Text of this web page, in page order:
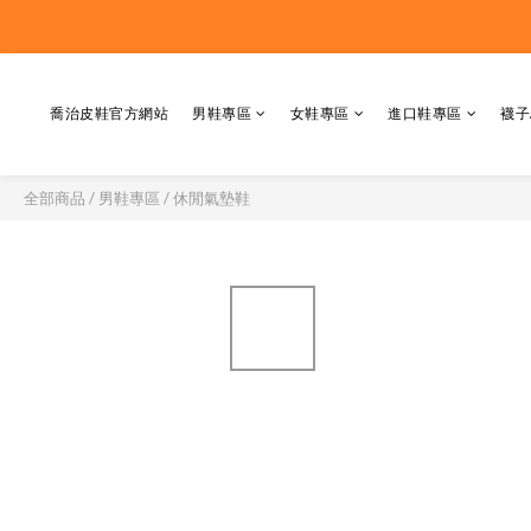
喬治皮鞋官方網站 男鞋專區 女鞋專區 進口鞋專區 襪
全部商品 / 男鞋專區 /休閒氣墊鞋